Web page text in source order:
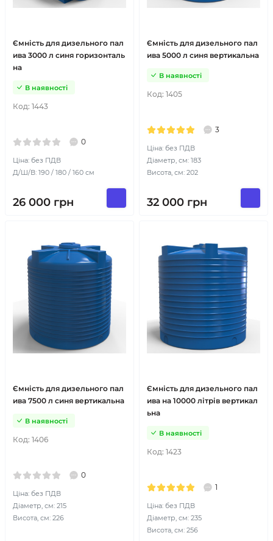
Ємність для дизельного пал
ива 3000 л синя горизонталь
на
Код: 1443
В наявності
0
Ціна: без ПДВ
Д/Ш/В: 190 / 180 / 160 см
26 000 грн
Ємність для дизельного пал
ива 5000 л синя вертикальна
Код: 1405
В наявності
3
Ціна: без ПДВ
Діаметр, см: 183
Висота, см: 202
32 000 грн
Ємність для дизельного пал
ива 7500 л синя вертикальна
Код: 1406
В наявності
0
Ціна: без ПДВ
Діаметр, см: 215
Висота, см: 226
Ємність для дизельного пал
ива на 10000 літрів вертикал
ьна
Код: 1423
В наявності
1
Ціна: без ПДВ
Діаметр, см: 235
Висота, см: 256